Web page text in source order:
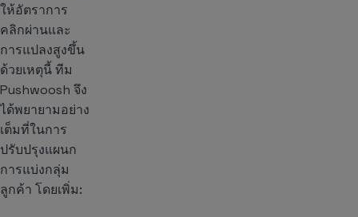
ให้อัตราการ
คลิกผ่านและ
การแปลงสูงขึ้น
ด้วยเหตุนี้ ทีม
Pushwoosh จึง
ได้พยายามอย่าง
เต็มที่ในการ
ปรับปรุงแผนก
การแบ่งกลุ่ม
ลูกค้า โดยเพิ่ม: